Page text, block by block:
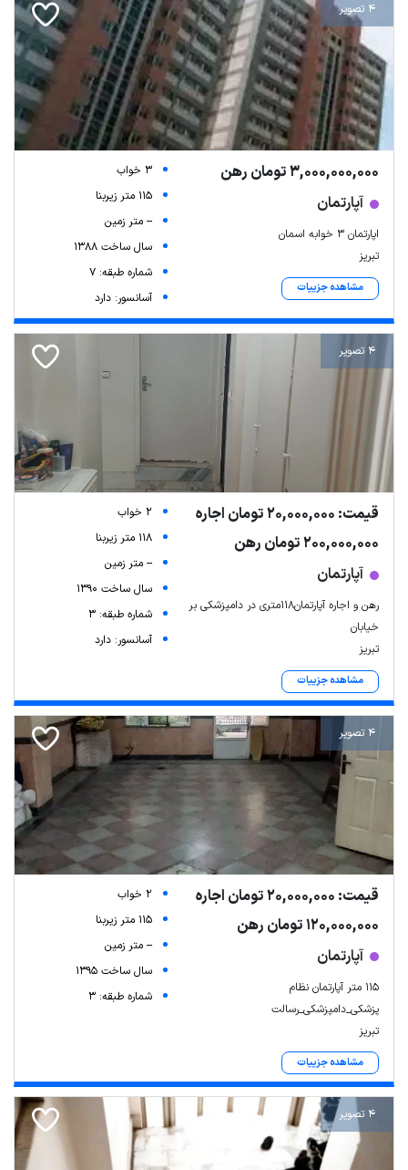
| Map data ©ariamarz.com
4 تصویر
3,000,000,000 تومان رهن
آپارتمان
اپارتمان ۳ خوابه اسمان
تبریز
مشاهده جزییات
3 خواب
115 متر زیربنا
-- متر زمین
سال ساخت 1388
شماره طبقه: 7
آسانسور: دارد
4 تصویر
قیمت: 20,000,000 تومان اجاره
200,000,000 تومان رهن
آپارتمان
رهن و اجاره آپارتمان118متری در دامپزشکی بر
خیابان
تبریز
مشاهده جزییات
2 خواب
118 متر زیربنا
-- متر زمین
سال ساخت 1390
شماره طبقه: 3
آسانسور: دارد
4 تصویر
قیمت: 20,000,000 تومان اجاره
120,000,000 تومان رهن
آپارتمان
115 متر آپارتمان نظام
پزشکی_دامپزشکی_رسالت
تبریز
مشاهده جزییات
2 خواب
115 متر زیربنا
-- متر زمین
سال ساخت 1395
شماره طبقه: 3
4 تصویر